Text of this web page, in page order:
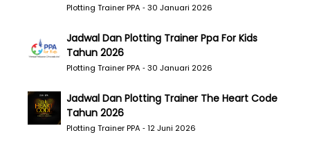
Plotting Trainer PPA ‐ 30 Januari 2026
Jadwal Dan Plotting Trainer Ppa For Kids
Tahun 2026
Plotting Trainer PPA ‐ 30 Januari 2026
Jadwal Dan Plotting Trainer The Heart Code
Tahun 2026
Plotting Trainer PPA ‐ 12 Juni 2026